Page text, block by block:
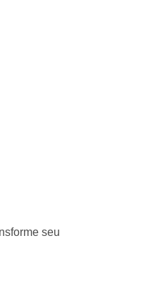
seu